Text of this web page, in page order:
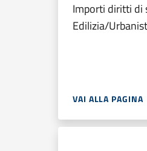
Importi diritti di
Edilizia/
VAI ALLA PAGINA